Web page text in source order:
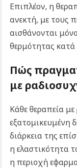
Επιπλέον, η
ανεκτή, με τους
αισθάνονται
θερμότητας κατά
Πώς
με
Κάθε θεραπεία
εξατομικευμένη
διάρκεια της
η ελαστικότητα
η περιοχή